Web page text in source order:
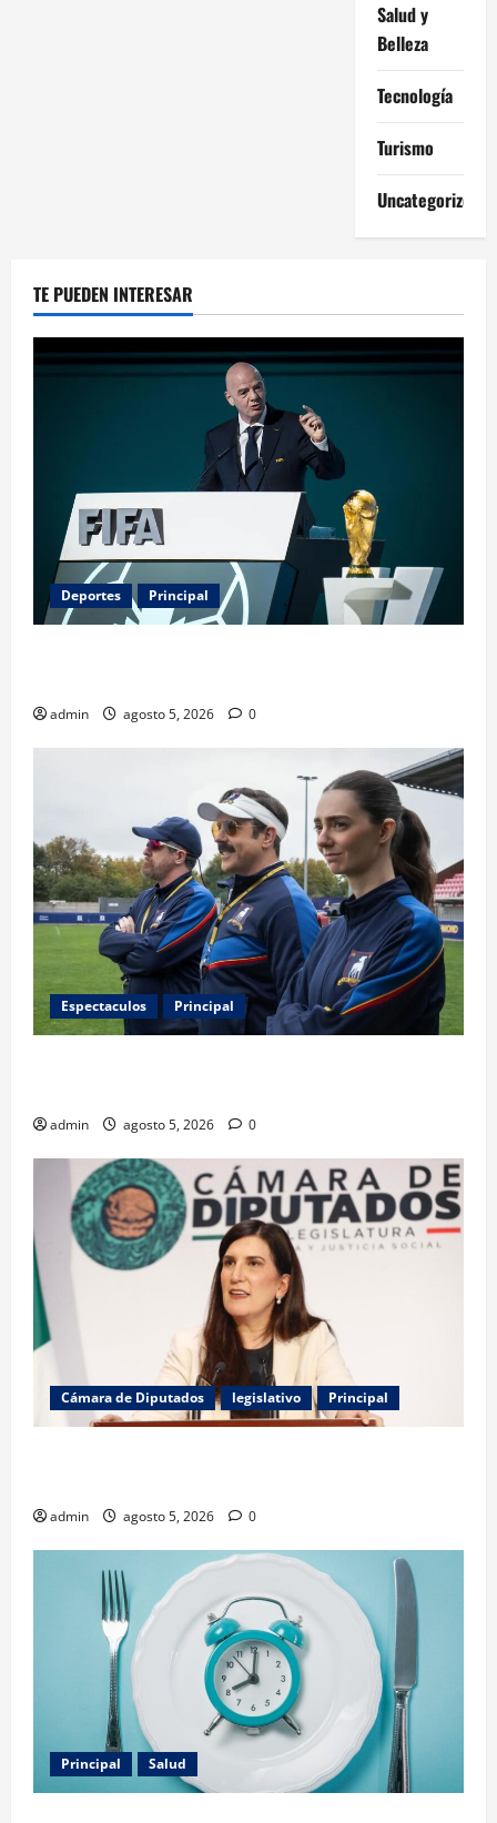
Salud y
Belleza
Tecnología
Turismo
Uncategorized
TE PUEDEN INTERESAR
Deportes Principal
admin agosto 5, 2026 0
Espectaculos Principal
admin agosto 5, 2026 0
Cámara de Diputados legislativo Principal
admin agosto 5, 2026 0
Principal Salud